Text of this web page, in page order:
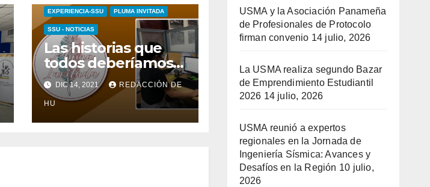
EXPERIENCIA-SSU PLUMA INVITADA
SSU - NOTICIAS
Las historias que
todos deberíamos
escuchar
DIC 14, 2021 REDACCIÓN DE
HU
USMA y la Asociación Panameña
de Profesionales de Protocolo
firman convenio 14 julio, 2026
La USMA realiza segundo Bazar
de Emprendimiento Estudiantil
2026 14 julio, 2026
USMA reunió a expertos
regionales en la Jornada de
Ingeniería Sísmica: Avances y
Desafíos en la Región 10 julio,
2026